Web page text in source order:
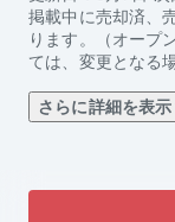
掲載中に売却済、
ります。（オープ
ては、変更となる
さらに詳細を表示